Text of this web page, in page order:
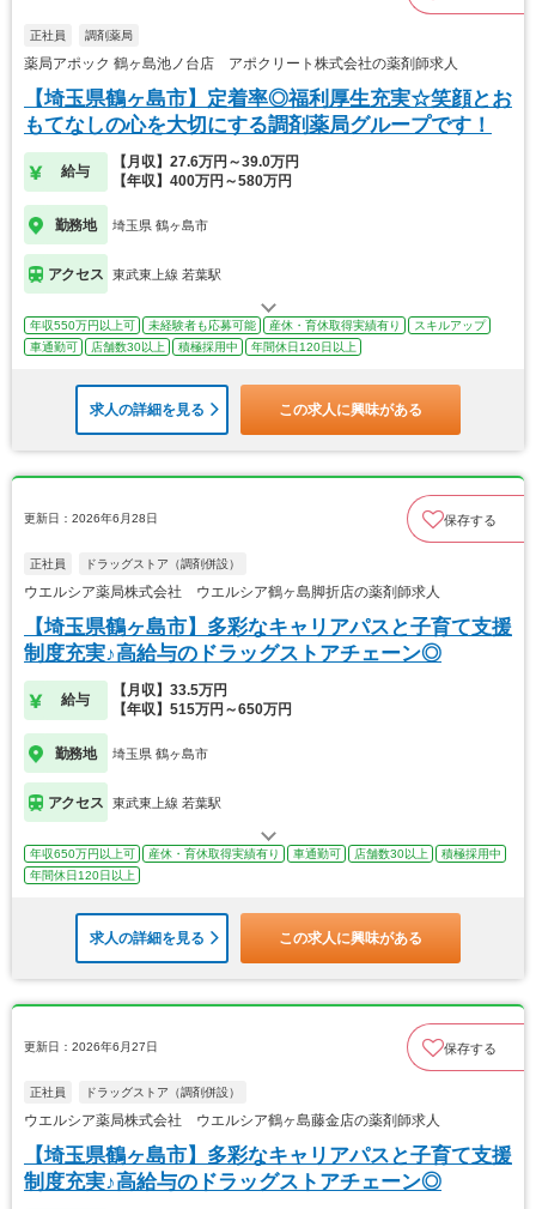
正社員 調剤薬局
薬局アポック 鶴ヶ島池ノ台店 アポクリート株式会社の薬剤師求人
【埼玉県鶴ヶ島市】定着率◎福利厚生充実☆笑顔とお
もてなしの心を大切にする調剤薬局グループです！
給与
【月収】27.6万円～39.0万円
【年収】400万円～580万円
勤務地 埼玉県 鶴ヶ島市
アクセス 東武東上線 若葉駅
年収550万円以上可 未経験者も応募可能 産休・育休取得実績有り
スキルアップ
車通勤可
店舗数30以上 積極採用中 年間休日120日以上
求人の詳細を見る この求人に興味がある
更新日：2026年6月28日 保存する
正社員 ドラッグストア（調剤併設）
ウエルシア薬局株式会社 ウエルシア鶴ヶ島脚折店の薬剤師求人
【埼玉県鶴ヶ島市】多彩なキャリアパスと子育て支援
制度充実♪高給与のドラッグストアチェーン◎
給与
【月収】33.5万円
【年収】515万円～650万円
勤務地 埼玉県 鶴ヶ島市
アクセス 東武東上線 若葉駅
年収650万円以上可 産休・育休取得実績有り 車通勤可 店舗数30以上
積極採用中
年間休日120日以上
求人の詳細を見る この求人に興味がある
更新日：2026年6月27日 保存する
正社員 ドラッグストア（調剤併設）
ウエルシア薬局株式会社 ウエルシア鶴ヶ島藤金店の薬剤師求人
【埼玉県鶴ヶ島市】多彩なキャリアパスと子育て支援
制度充実♪高給与のドラッグストアチェーン◎